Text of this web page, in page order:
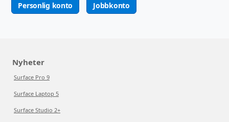
Personlig konto Jobbkonto
Nyheter
Surface Pro 9
Surface Laptop 5
Surface Studio 2+